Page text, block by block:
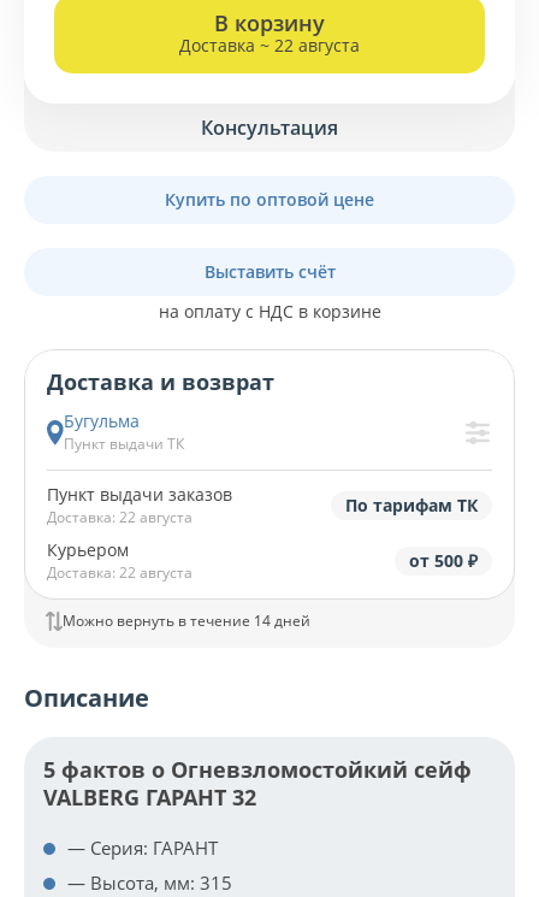
В корзину
Доставка ~ 22 августа
Консультация
Купить по оптовой цене
Выставить счёт
на оплату с НДС в корзине
Доставка и возврат
Бугульма
Пункт выдачи ТК
Пункт выдачи заказов
Доставка: 22 августа
По тарифам ТК
Курьером
Доставка: 22 августа
от 500 ₽
Можно вернуть в течение 14 дней
Описание
5 фактов о Огневзломостойкий сейф
VALBERG ГАРАНТ 32
— Серия: ГАРАНТ
— Высота, мм: 315